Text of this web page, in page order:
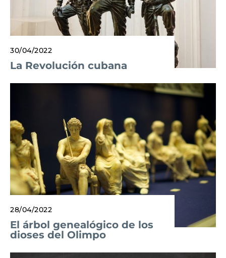
30/04/2022
La Revolución cubana
28/04/2022
El árbol genealógico de los
dioses del Olimpo